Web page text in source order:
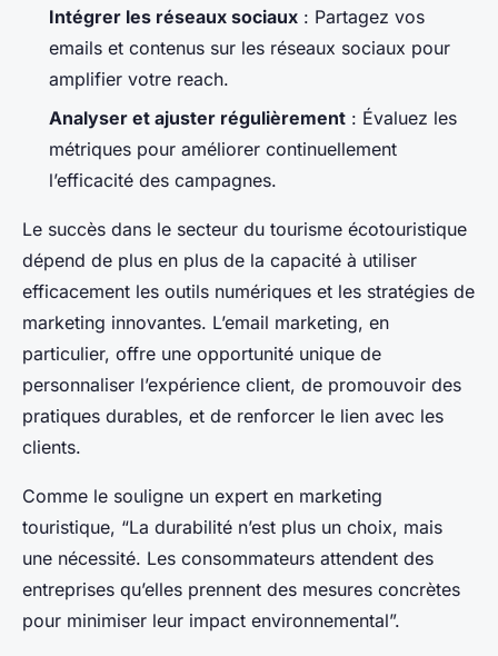
Intégrer les réseaux sociaux : Partagez vos
emails et contenus sur les réseaux sociaux pour
amplifier votre reach.
Analyser et ajuster régulièrement : Évaluez les
métriques pour améliorer continuellement
l’efficacité des campagnes.
Le succès dans le secteur du tourisme écotouristique
dépend de plus en plus de la capacité à utiliser
efficacement les outils numériques et les stratégies de
marketing innovantes. L’email marketing, en
particulier, offre une opportunité unique de
personnaliser l’expérience client, de promouvoir des
pratiques durables, et de renforcer le lien avec les
clients.
Comme le souligne un expert en marketing
touristique, “La durabilité n’est plus un choix, mais
une nécessité. Les consommateurs attendent des
entreprises qu’elles prennent des mesures concrètes
pour minimiser leur impact environnemental”.